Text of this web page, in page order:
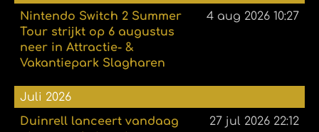
Nintendo Switch 2 Summer
Tour strijkt op 6 augustus
neer in Attractie- &
Vakantiepark Slagharen
4 aug 2026 10:27
Juli 2026
Duinrell lanceert vandaag
27 jul 2026 22:12